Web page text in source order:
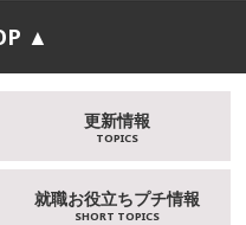
▲
更新情報
TOPICS
就職お役立ちプチ情報
SHORT TOPICS